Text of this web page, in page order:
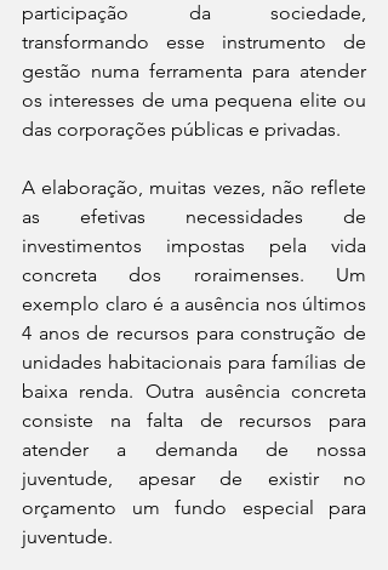
participação da sociedade,
transformando esse instrumento de
gestão numa ferramenta para atender
os interesses de uma pequena elite ou
das corporações públicas e privadas.
A elaboração, muitas vezes, não reflete
as efetivas necessidades de
investimentos impostas pela vida
concreta dos roraimenses. Um
exemplo claro é a ausência nos últimos
4 anos de recursos para construção de
unidades habitacionais para famílias de
baixa renda. Outra ausência concreta
consiste na falta de recursos para
atender a demanda de nossa
juventude, apesar de existir no
orçamento um fundo especial para
juventude.